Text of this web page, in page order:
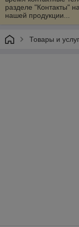
разделе "Контакты"
нашей продукции...
Товары и